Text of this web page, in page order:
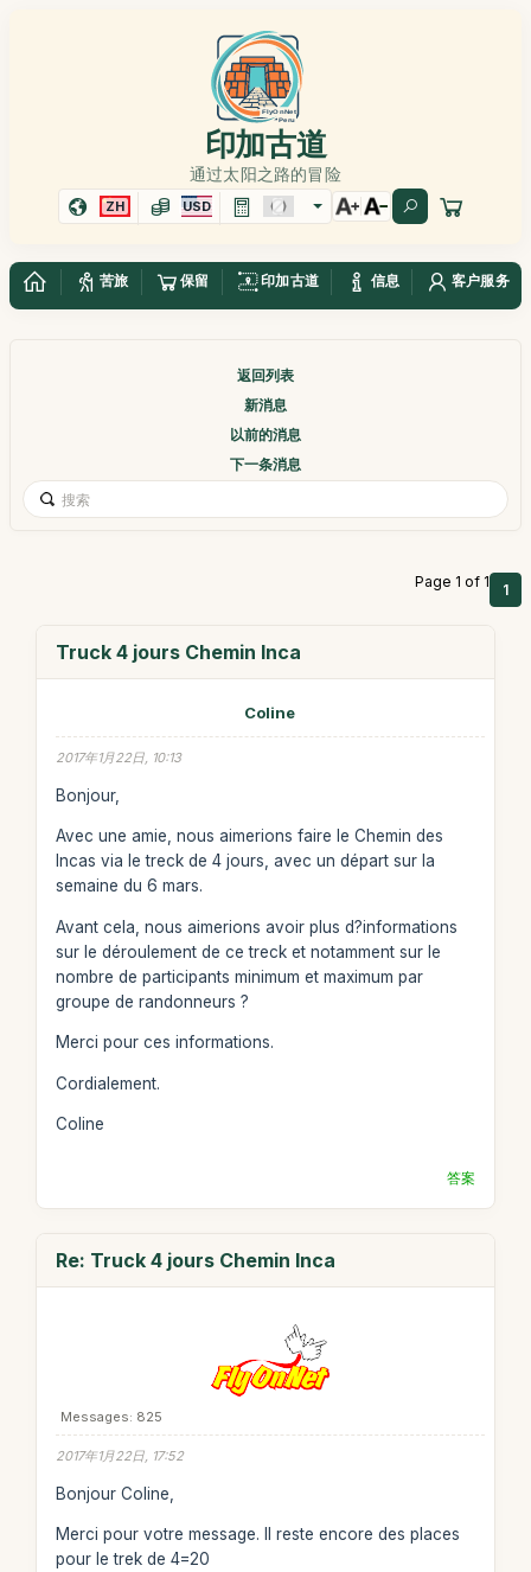
印加古道
通过太阳之路的冒险
ZH USD
苦旅 保留 印加古道 信息 客户服务
返回列表
新消息
以前的消息
下一条消息
Page 1 of 1 1
Truck 4 jours Chemin Inca
Coline
2017年1月22日, 10:13
Bonjour,
Avec une amie, nous aimerions faire le Chemin des
Incas via le treck de 4 jours, avec un départ sur la
semaine du 6 mars.
Avant cela, nous aimerions avoir plus d?informations
sur le déroulement de ce treck et notamment sur le
nombre de participants minimum et maximum par
groupe de randonneurs ?
Merci pour ces informations.
Cordialement.
Coline
答案
Re: Truck 4 jours Chemin Inca
Messages: 825
2017年1月22日, 17:52
Bonjour Coline,
Merci pour votre message. Il reste encore des places
pour le trek de 4=20